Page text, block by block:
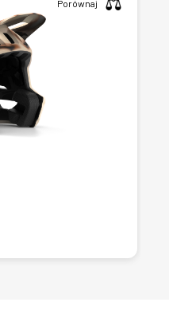
Porównaj